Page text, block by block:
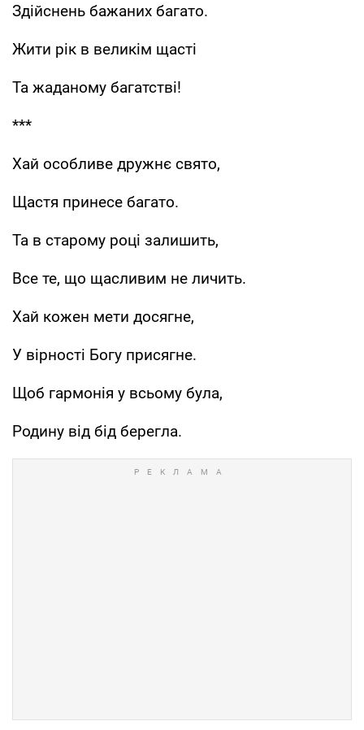
Здійснень бажаних багато.
Жити рік в великім щасті
Та жаданому багатстві!
***
Хай особливе дружнє свято,
Щастя принесе багато.
Та в старому році залишить,
Все те, що щасливим не личить.
Хай кожен мети досягне,
У вірності Богу присягне.
Щоб гармонія у всьому була,
Родину від бід берегла.